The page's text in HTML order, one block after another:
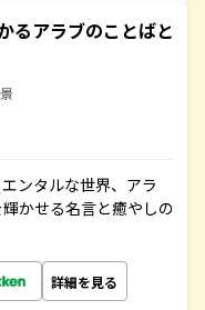
るアラブのことばと
ンタルな世界、アラ
かせる名言と癒やしの
詳細を見る